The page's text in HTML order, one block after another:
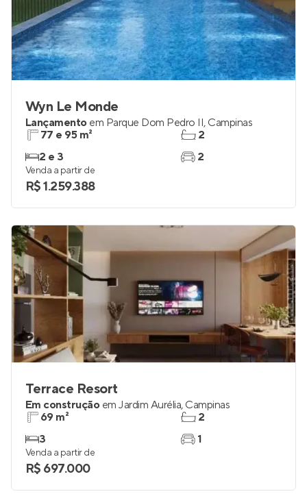
Wyn Le Monde
Lançamento em Parque Dom Pedro II, Campinas
77 e 95 m²
2 e 3
2
2
Venda a partir de
R$ 1.259.388
Terrace Resort
Em construção em Jardim Aurélia, Campinas
69 m²
3
2
1
Venda a partir de
R$ 697.000